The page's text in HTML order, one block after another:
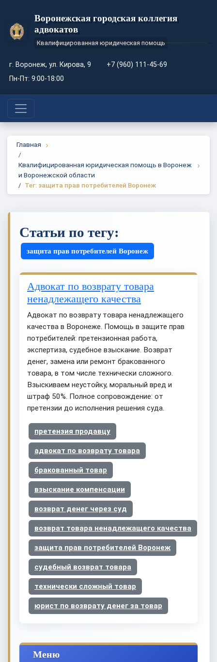
Воронежская городская коллегия
адвокатов
Квалифицированная юридическая помощь
г. Воронеж, ул. Кирова, 9
+7 (960) 111-45-69
Пн-Пт: 9:00-18:00
Главная
Квалифицированная юридическая помощь в Воронеж
и Воронежской области
Тег: защита прав потребителей Воронеж
Статьи по тегу:
защита прав потребителей Воронеж
Адвокат по возврату товара
ненадлежащего качества
Адвокат по возврату товара ненадлежащего
качества в Воронеже. Помощь в защите прав
потребителей: претензионная работа,
экспертиза, судебное взыскание. Возврат
денег, замена или ремонт бракованного
товара, в том числе технически сложного.
Взыскиваем неустойку, моральный вред и
штраф 50%. Полное сопровождение: от
претензии до исполнения решения суда.
претензия продавцу
адвокат по возврату товара
бракованный товар
взыскание компенсации
возврат денег через суд
возврат товара ненадлежащего качества
защита прав потребителей Воронеж
судебный возврат товара
технически сложный товар
юрист по возврату денег за товар
Меню